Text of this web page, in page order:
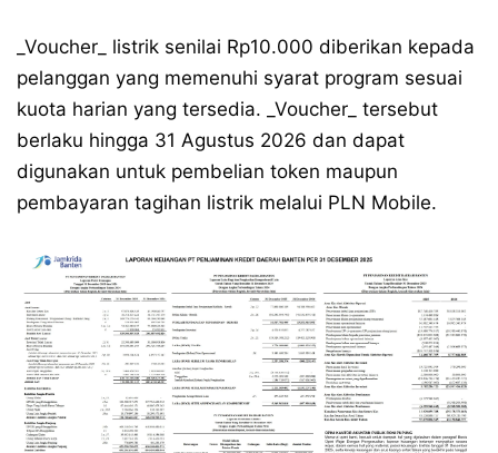
_Voucher_ listrik senilai Rp10.000 diberikan kepada
pelanggan yang memenuhi syarat program sesuai
kuota harian yang tersedia. _Voucher_ tersebut
berlaku hingga 31 Agustus 2026 dan dapat
digunakan untuk pembelian token maupun
pembayaran tagihan listrik melalui PLN Mobile.